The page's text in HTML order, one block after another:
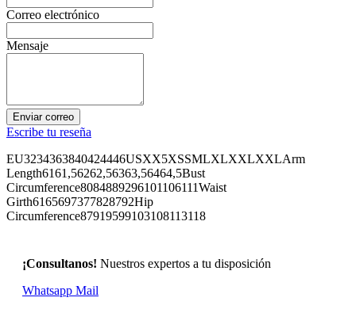
Correo electrónico
Mensaje
Enviar correo
Escribe tu reseña
EU3234363840424446USXX5XSSMLXLXXLXXLArm
Length6161,56262,56363,56464,5Bust
Circumference8084889296101106111Waist
Girth6165697377828792Hip
Circumference87919599103108113118
¡Consultanos! Nuestros expertos a tu disposición
Whatsapp Mail